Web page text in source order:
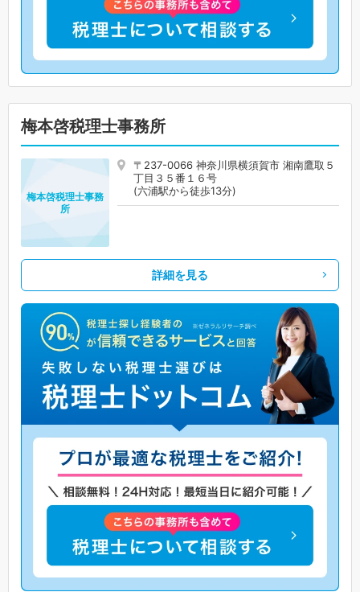
梅本啓税理士事務所
〒237-0066 神奈川県横須賀市 湘南鷹取５
丁目３５番１６号
(六浦駅から徒歩13分)
梅本啓税理士事務
所
詳細を見る